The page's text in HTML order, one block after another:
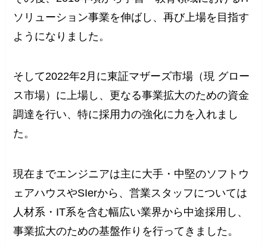
ソリューション事業を伸ばし、再び上場を目指す
ようになりました。
そして2022年2月に東証マザーズ市場（現 グロー
ス市場）に上場し、更なる事業拡大のための資金
調達を行い、特に採用力の強化に力を入れまし
た。
現在までエンジニアは主に大手・中堅のソフトウ
ェアハウスやSIerから、営業スタッフについては
人材系・IT系を含む幅広い業界から中途採用し、
事業拡大のための基盤作りを行ってきました。